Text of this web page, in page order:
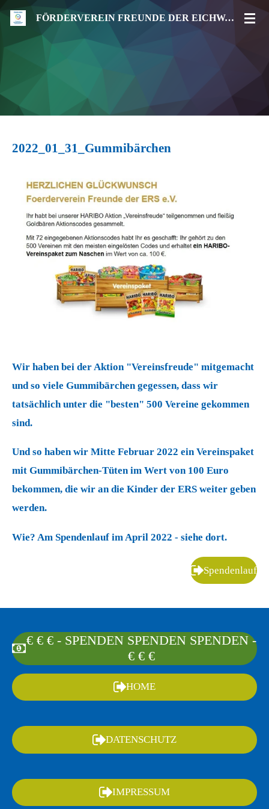
Zum
Hauptinhalt
FÖRDERVEREIN FREUNDE DER EICHWALD-REALSCHULE SACHSENHEIM E.V.
2022_01_31_Gummibärchen
Wir haben bei der Aktion "Vereinsfreude" mitgemacht
und so viele Gummibärchen gegessen, dass wir
tatsächlich unter die "besten" 500 Vereine gekommen
sind.
Und so haben wir Mitte Februar 2022 ein Vereinspaket
mit Gummibärchen-Tüten im Wert von 100 Euro
bekommen, die wir an die Kinder der ERS weiter geben
werden.
Wie? Am Spendenlauf im April 2022 - siehe dort.
Spendenlauf
€ € € - SPENDEN SPENDEN SPENDEN -
€ € €
HOME
DATENSCHUTZ
IMPRESSUM